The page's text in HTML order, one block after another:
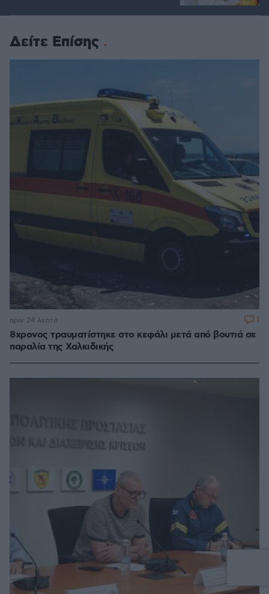
Δείτε Επίσης
8χρονος τραυματίστηκε στο κεφάλι μετά από βουτιά σε
παραλία της Χαλκιδικής
πριν 24 λεπτά 1